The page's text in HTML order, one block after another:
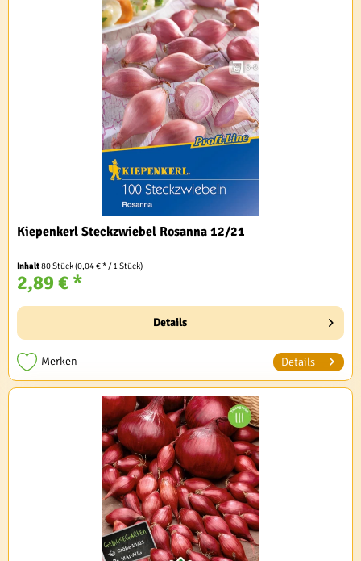
Kiepenkerl Steckzwiebel Rosanna 12/21
Inhalt80 Stück(0,04 € * / 1 Stück)
2,89 € *
Details
Merken Details